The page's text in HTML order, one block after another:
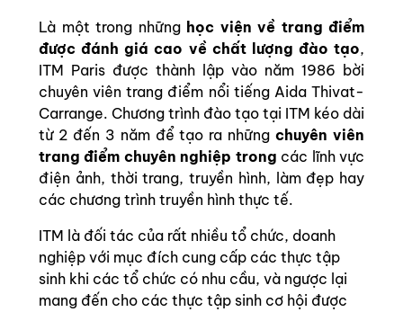
Là một trong những học viện về trang điểm
được đánh giá cao về chất lượng đào tạo,
ITM Paris được thành lập vào năm 1986 bời
chuyên viên trang điểm nổi tiếng Aida Thivat-
Carrange. Chương trình đào tạo tại ITM kéo dài
từ 2 đến 3 năm để tạo ra nhữngchuyên viên
trang điểm chuyên nghiệp trong các lĩnh vực
điện ảnh, thời trang, truyền hình, làm đẹp hay
các chương trình truyền hình thực tế.
ITM là đối tác của rất nhiều tổ chức, doanh
nghiệp với mục đích cung cấp các thực tập
sinh khi các tổ chức có nhu cầu, và ngược lại
mang đến cho các thực tập sinh cơ hội được